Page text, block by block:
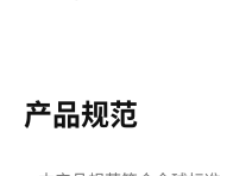
产品规范